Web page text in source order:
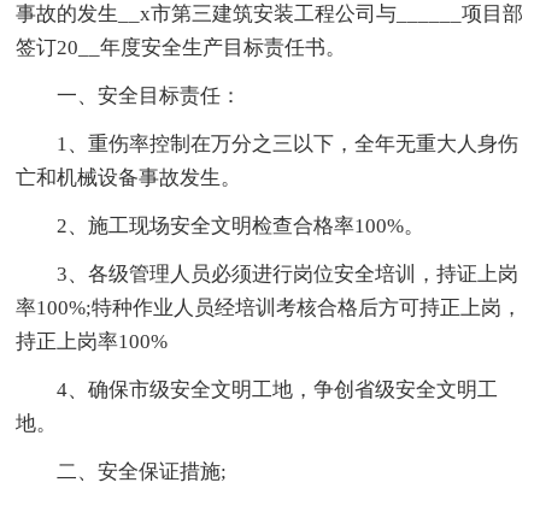
事故的发生__x市第三建筑安装工程公司与______项目部
签订20__年度安全生产目标责任书。
一、安全目标责任：
1、重伤率控制在万分之三以下，全年无重大人身伤
亡和机械设备事故发生。
2、施工现场安全文明检查合格率100%。
3、各级管理人员必须进行岗位安全培训，持证上岗
率100%;特种作业人员经培训考核合格后方可持正上岗，
持正上岗率100%
4、确保市级安全文明工地，争创省级安全文明工
地。
二、安全保证措施;